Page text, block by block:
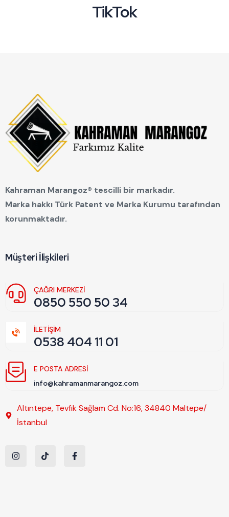
TikTok
Kahraman Marangoz® tescilli bir markadır.
Marka hakkı Türk Patent ve Marka Kurumu tarafından
korunmaktadır.
Müşteri İlişkileri
ÇAĞRI MERKEZİ
0850 550 50 34
İLETİŞİM
0538 404 11 01
E POSTA ADRESI
info@kahramanmarangoz.com
Altıntepe, Tevfik Sağlam Cd. No:16, 34840 Maltepe/
İstanbul